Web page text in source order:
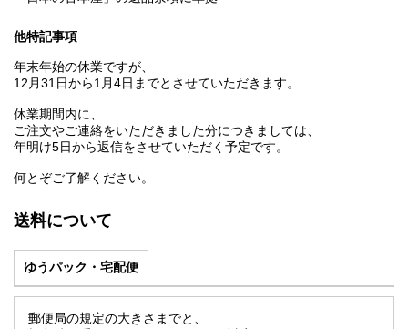
他特記事項
年末年始の休業ですが、
12月31日から1月4日までとさせていただきます。
休業期間内に、
ご注文やご連絡をいただきました分につきましては、
年明け5日から返信をさせていただく予定です。
何とぞご了解ください。
送料について
ゆうパック・宅配便
郵便局の規定の大きさまでと、